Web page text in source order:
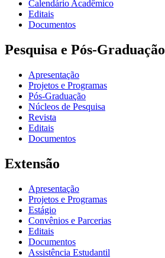
Calendário Acadêmico
Editais
Documentos
Pesquisa e Pós-Graduação
Apresentação
Projetos e Programas
Pós-Graduação
Núcleos de Pesquisa
Revista
Editais
Documentos
Extensão
Apresentação
Projetos e Programas
Estágio
Convênios e Parcerias
Editais
Documentos
Assistência Estudantil